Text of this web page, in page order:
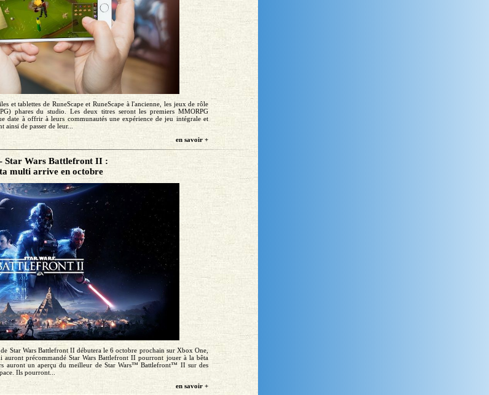
et tablettes de RuneScape et RuneScape à l'ancienne, les jeux de rôle
phares du studio. Les deux titres seront les premiers MMORPG
date à offrir à leurs communautés une expérience de jeu intégrale et
de passer de leur...
en savoir +
Star Wars Battlefront II :
multi arrive en octobre
Star Wars Battlefront II débutera le 6 octobre prochain sur Xbox One,
auront précommandé Star Wars Battlefront II pourront jouer à la bêta
auront un aperçu du meilleur de Star Wars™ Battlefront™ II sur des
Ils pourront...
en savoir +